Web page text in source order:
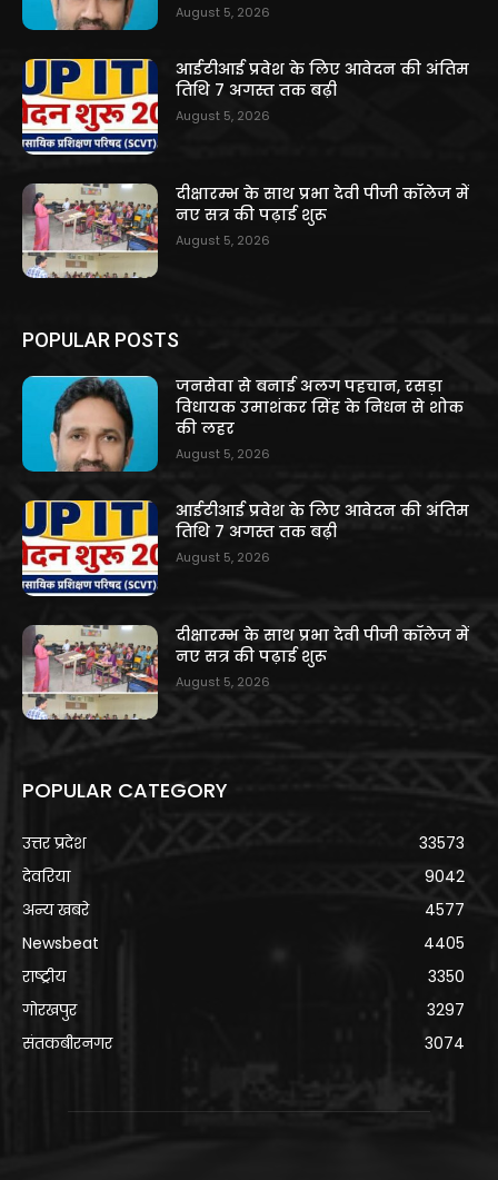
August 5, 2026
आईटीआई प्रवेश के लिए आवेदन की अंतिम
तिथि 7 अगस्त तक बढ़ी
August 5, 2026
दीक्षारम्भ के साथ प्रभा देवी पीजी कॉलेज में
नए सत्र की पढ़ाई शुरू
August 5, 2026
POPULAR POSTS
जनसेवा से बनाई अलग पहचान, रसड़ा
विधायक उमाशंकर सिंह के निधन से शोक
की लहर
August 5, 2026
आईटीआई प्रवेश के लिए आवेदन की अंतिम
तिथि 7 अगस्त तक बढ़ी
August 5, 2026
दीक्षारम्भ के साथ प्रभा देवी पीजी कॉलेज में
नए सत्र की पढ़ाई शुरू
August 5, 2026
POPULAR CATEGORY
उत्तर प्रदेश
33573
देवरिया
9042
अन्य खबरे
4577
Newsbeat
4405
राष्ट्रीय
3350
गोरखपुर
3297
संतकबीरनगर
3074